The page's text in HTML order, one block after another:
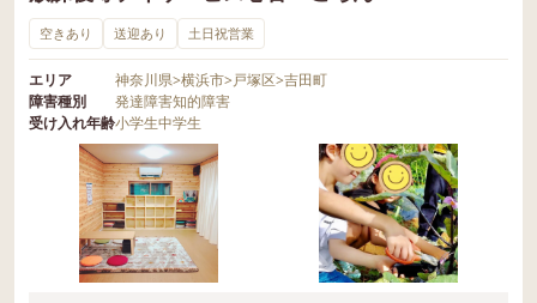
空きあり 送迎あり 土日祝営業
エリア 神奈川県>横浜市>戸塚区>吉田町
障害種別
発達障害知的障害
受け入れ年齢小学生中学生